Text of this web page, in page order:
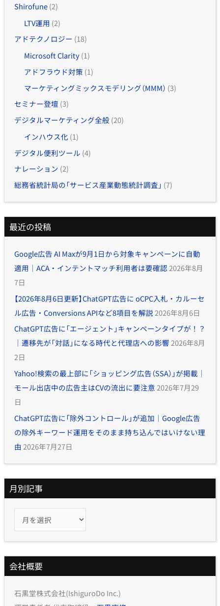
Shirofune(2)
LTV運用 (2)
アドテクノロジー (18)
Microsoft Clarity(1)
アドフラウド対策 (1)
マーケティングミックスモデリング（MMM） (3)
セミナー登壇 (3)
デジタルマーケティング全般(20)
インハウス化 (1)
デジタル便利ツール (4)
ナレーション (2)
総務省統計局の「サービス産業動態統計調査」 (7)
最近の投稿
Google広告 AI Maxが9月1日から対象キャンペーンに自動
適用｜ACA・インテントマッチ利用者は要確認 2026年8月
7日
【2026年8月6日更新】ChatGPT広告に oCPC入札・カルーセ
ル広告・Conversions APIなど8項目を解説2026年8月6日
ChatGPT広告に「エージェント」キャンペーンタイプが！？
｜遷移先が「対話」になる時代と代理店への影響2026年8月
2日
Yahoo!検索の最上部に「ショッピング広告（SSA）」が掲載｜
モール出店中の広告主はCVの流出に要注意 2026年7月29
日
ChatGPT広告に「除外コントロール」が追加｜Google広告
の除外キーワード運用をそのまま持ち込んではいけない理
由 2026年7月27日
月別記事
会社概要
石黒堂株式会社(IshiguroDo Inc.)